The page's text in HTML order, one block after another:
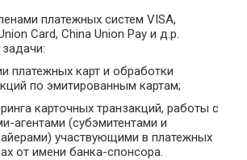
платежных систем VISA,
Card, China Union Pay и д.р.
платежных карт и обработки
по эмитированным картам;
карточных транзакций, работы с
агентами (субэмитентами и
участвующими в платежных
от имени банка-спонсора.